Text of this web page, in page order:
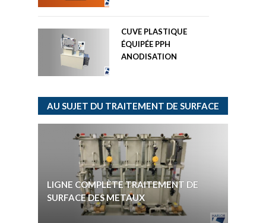
CUVE PLASTIQUE
ÉQUIPÉE PPH
ANODISATION
MATÉRIEL POUR
TRAITEMENT DE
SURFACE
CUVE PLASTIQUE PPH
LABORATOIRE
AU SUJET DU TRAITEMENT DE SURFACE
LIGNE COMPLÈTE TRAITEMENT DE
SURFACE DES METAUX